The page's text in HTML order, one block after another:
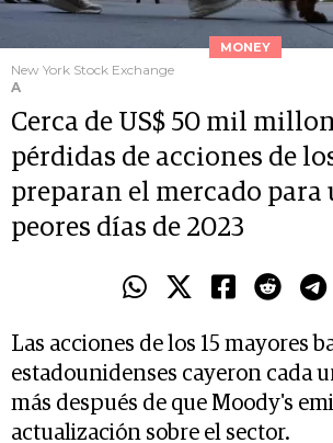
MONEY
New York Stock Exchange
A
Cerca de US$ 50 mil
pérdidas de acciones de
preparan el mercado para
peores días de 2023
Las acciones de los 15 mayores
estadounidenses cayeron cada
más después de que Moody's
actualización sobre el sector.